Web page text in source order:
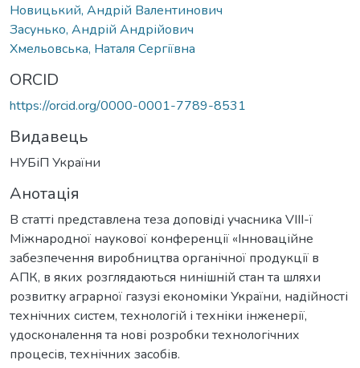
Новицький, Андрій Валентинович
Засунько, Андрій Андрійович
Хмельовська, Наталя Сергіївна
ORCID
https://orcid.org/0000-0001-7789-8531
Видавець
НУБіП України
Анотація
В статті представлена теза доповіді учасника VIІІ-ї
Міжнародної наукової конференції «Інноваційне
забезпечення виробництва органічної продукції в
АПК, в яких розглядаються нинішній стан та шляхи
розвитку аграрної газузі економіки України, надійності
технічних систем, технологій і техніки інженерії,
удосконалення та нові розробки технологічних
процесів, технічних засобів.